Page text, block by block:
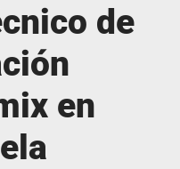
de
en